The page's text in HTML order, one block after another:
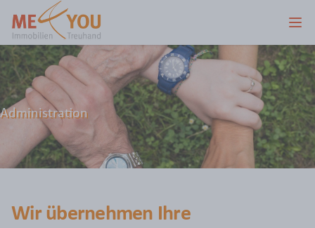
Administration
Wir übernehmen Ihre